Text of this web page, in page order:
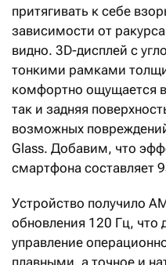
притягивать к себе
зависимости от
видно. 3D-дисплей с
тонкими рамками
комфортно ощущается
так и задняя
возможных
Glass. Добавим, что
смартфона составляет
Устройство получило
обновления 120 Гц, что
управление
плавными, а точное и